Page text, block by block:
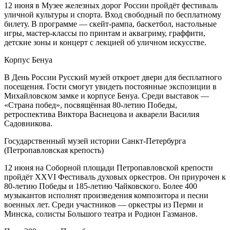
12 июня в Музее железных дорог России пройдёт фестиваль
уличной культуры и спорта. Вход свободный по бесплатному
билету. В программе — скейт-рампа, баскетбол, настольные
игры, мастер-классы по принтам и аквагриму, граффити,
детские зоны и концерт с лекцией об уличном искусстве.
Корпус Бенуа
В День России Русский музей откроет двери для бесплатного
посещения. Гости смогут увидеть постоянные экспозиции в
Михайловском замке и корпусе Бенуа. Среди выставок —
«Страна побед», посвящённая 80-летию Победы,
ретроспектива Виктора Васнецова и акварели Василия
Садовникова.
Государственный музей истории Санкт-Петербурга
(Петропавловская крепость)
12 июня на Соборной площади Петропавловской крепости
пройдёт XXVI Фестиваль духовых оркестров. Он приурочен к
80-летию Победы и 185-летию Чайковского. Более 400
музыкантов исполнят произведения композитора и песни
военных лет. Среди участников — оркестры из Перми и
Минска, солисты Большого театра и Родион Газманов.